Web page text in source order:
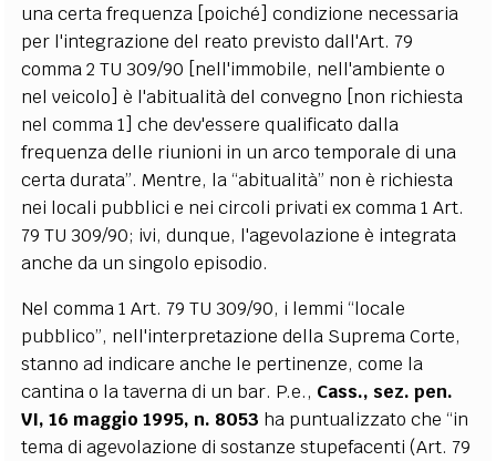
una certa frequenza [poiché] condizione necessaria
per l'integrazione del reato previsto dall'Art. 79
comma 2 TU 309/90 [nell'immobile, nell'ambiente o
nel veicolo] è l'abitualità del convegno [non richiesta
nel comma 1] che dev'essere qualificato dalla
frequenza delle riunioni in un arco temporale di una
certa durata”. Mentre, la “abitualità” non è richiesta
nei locali pubblici e nei circoli privati ex comma 1 Art.
79 TU 309/90; ivi, dunque, l'agevolazione è integrata
anche da un singolo episodio.
Nel comma 1 Art. 79 TU 309/90, i lemmi “locale
pubblico”, nell'interpretazione della Suprema Corte,
stanno ad indicare anche le pertinenze, come la
cantina o la taverna di un bar. P.e., Cass., sez. pen.
VI, 16 maggio 1995, n. 8053 ha puntualizzato che “in
tema di agevolazione di sostanze stupefacenti (Art. 79